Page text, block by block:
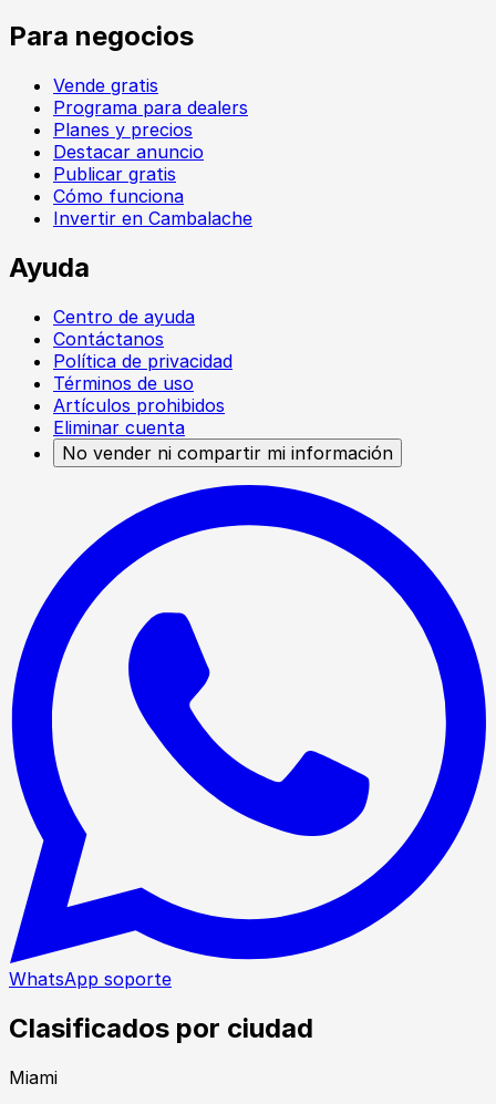
Para negocios
Vende gratis
Programa para dealers
Planes y precios
Destacar anuncio
Publicar gratis
Cómo funciona
Invertir en Cambalache
Ayuda
Centro de ayuda
Contáctanos
Política de privacidad
Términos de uso
Artículos prohibidos
Eliminar cuenta
No vender ni compartir mi información
WhatsApp soporte
Clasificados por ciudad
Miami